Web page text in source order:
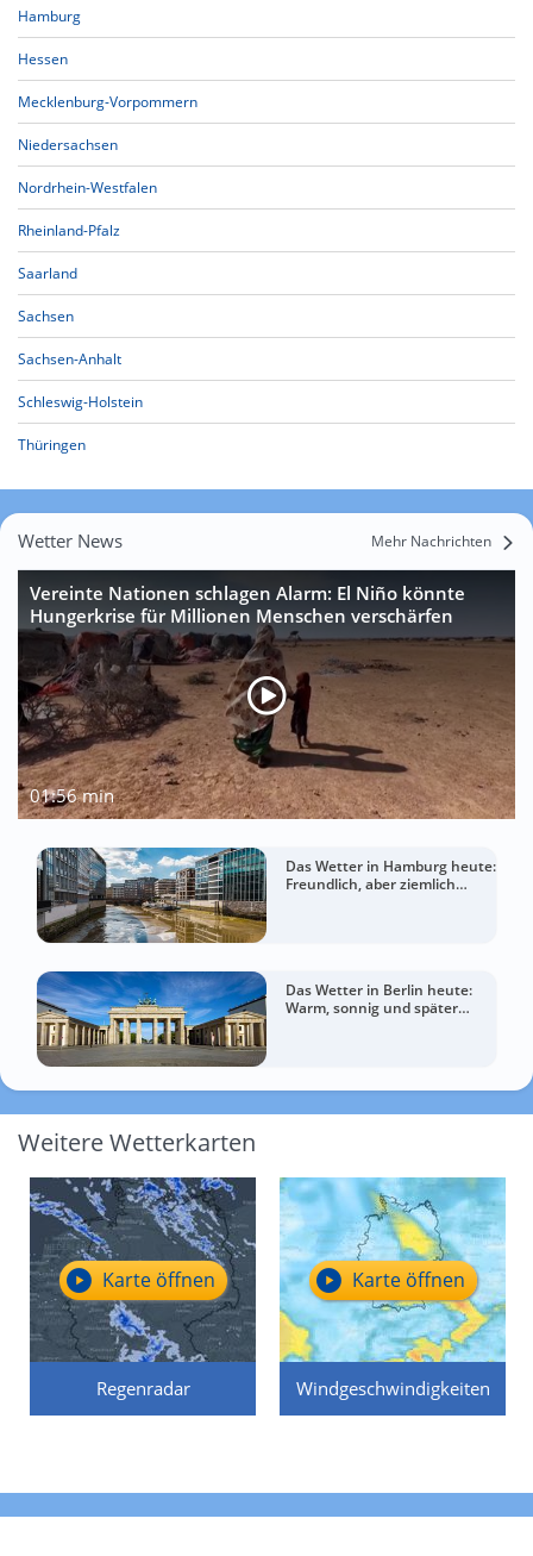
Hamburg
Hessen
Mecklenburg-Vorpommern
Niedersachsen
Nordrhein-Westfalen
Rheinland-Pfalz
Saarland
Sachsen
Sachsen-Anhalt
Schleswig-Holstein
Thüringen
Wetter News Mehr Nachrichten
Vereinte Nationen schlagen Alarm: El Niño könnte
Hungerkrise für Millionen Menschen verschärfen
01:56 min
Das Wetter in Hamburg heute:
Freundlich, aber ziemlich
Das Wetter in Berlin heute:
Warm, sonnig und später
Weitere Wetterkarten
Regenradar
Karte öffnen
Windgeschwindigkeiten
Karte öffnen